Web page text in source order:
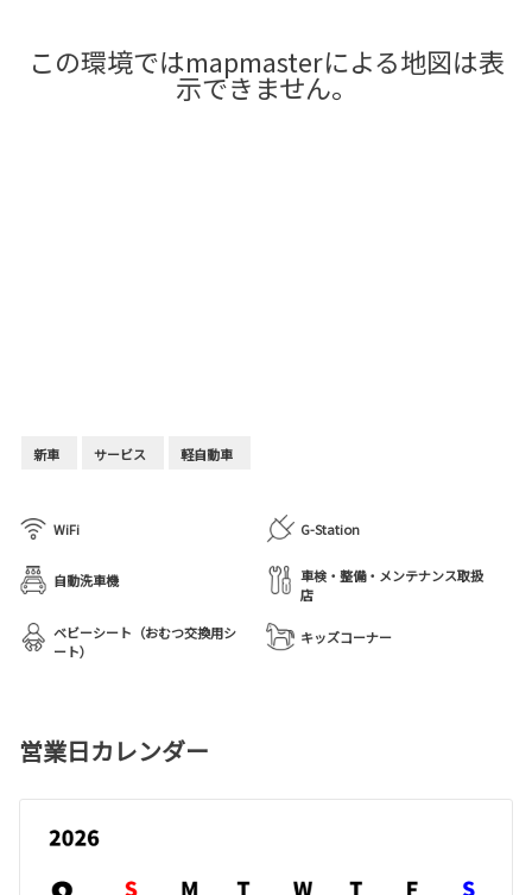
新車 サービス 軽自動車
WiFi G-Station
自動洗車機
車検・整備・メンテナンス取扱
店
ベビーシート（おむつ交換用シ
ート）
キッズコーナー
この環境ではmapmasterによる地図は表
示できません。
営業日カレンダー